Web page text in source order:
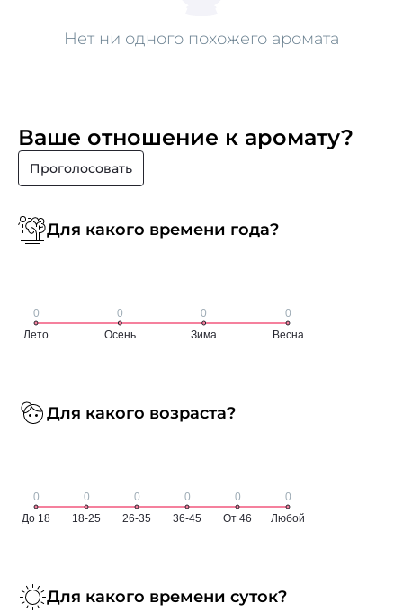
Нет ни одного похожего аромата
Ваше отношение к аромату?
Проголосовать
Для какого времени года?
Для какого возраста?
Для какого времени суток?